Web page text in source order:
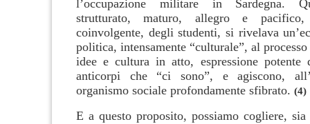
l’occupazione militare in Sardegna.
strutturato, maturo, allegro e pacifico,
coinvolgente, degli studenti, si rivelava
politica, intensamente “culturale”, al
idee e cultura in atto, espressione
anticorpi che “ci sono”, e agiscono,
organismo sociale profondamente sfibrato. (4)
E a questo proposito, possiamo cogliere,